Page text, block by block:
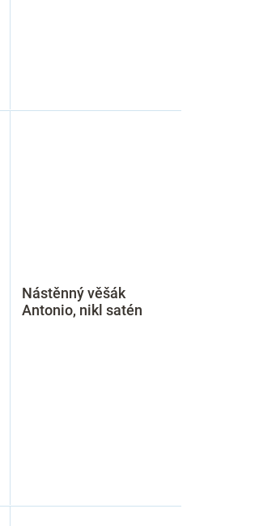
Nástěnný věšák
Antonio, nikl satén